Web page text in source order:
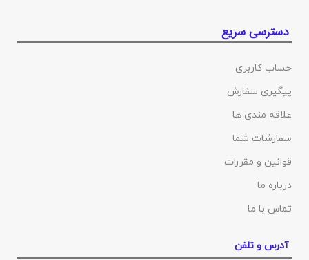
دسترسی سریع
حساب کاربری
پیگیری سفارش
علاقه مندی ها
سفارشات شما
قوانین و مقررات
درباره ما
تماس با ما
آدرس و تلفن